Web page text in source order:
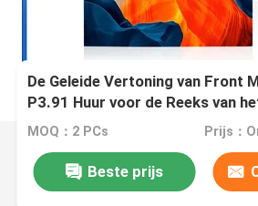
De Geleide Vertoning van Front
P3.91 Huur voor de Reeks van
E
MOQ：2 PCs Prijs：
Beste prijs